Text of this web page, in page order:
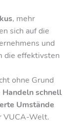
, mehr
sich auf die
und
die effektivsten
ohne Grund
Handeln schnell
Umstände
VUCA-Welt.